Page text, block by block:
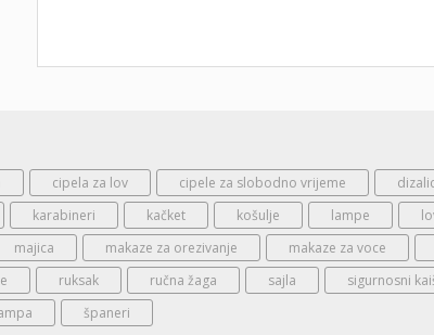
cipela za lov cipele za slobodno vrijeme
karabineri kačket košulje lampe
majica makaze za orezivanje makaze za voce
ruksak ručna žaga sajla sigurnosni
španeri